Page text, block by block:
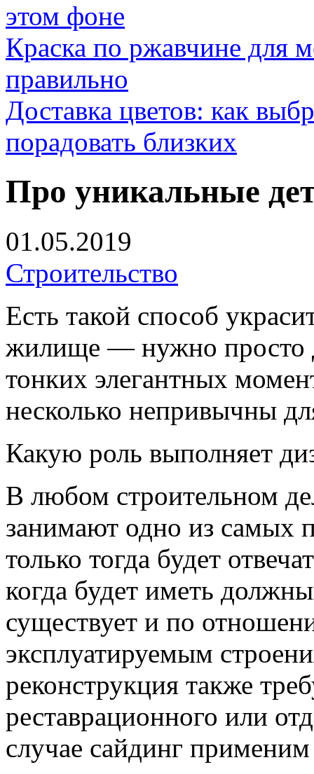
этом фоне
Краска по ржавчине для
правильно
Доставка цветов: как
порадовать близких
Про уникальные
01.05.2019
Строительство
Есть такой способ
жилище — нужно просто
тонких элегантных
несколько непривычны
Какую роль выполняет
В любом строительном
занимают одно из самых
только тогда будет
когда будет иметь
существует и по
эксплуатируемым
реконструкция также
реставрационного или
случае сайдинг применим